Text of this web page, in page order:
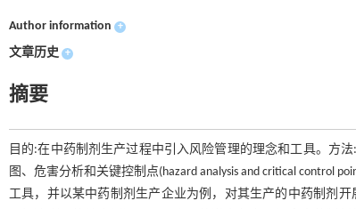
Author information +
文章历史 +
摘要
目的:在中药制剂生产过程中引入风险管理的理念和工具。方
图、危害分析和关键控制点(hazard analysis and critical control
工具，并以某中药制剂生产企业为例，对其生产的中药制剂